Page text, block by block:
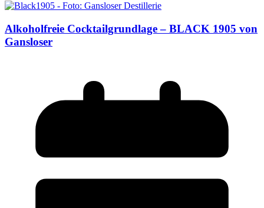
Alkoholfreie Cocktailgrundlage – BLACK 1905 von
Gansloser